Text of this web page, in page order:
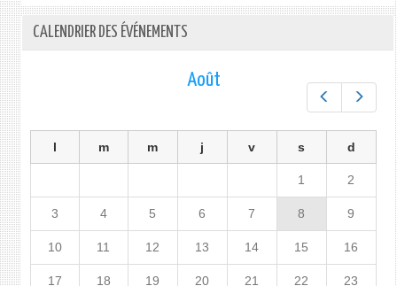
CALENDRIER DES ÉVÉNEMENTS
Préc.
Août
l m m j v s d
1 2
3 4 5 6 7 8 9
10 11 12 13 14 15 16
17 18 19 20 21 22 23